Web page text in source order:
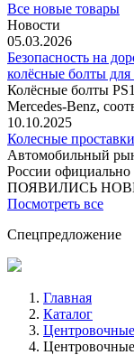
Все новые товары
Новости
05.03.2026
Безопасность на
колёсные болты для
Колёсные болты
Mercedes‑Benz,
10.10.2025
Колесные
Автомобильный
России
ПОЯВИЛИСЬ
Посмотреть все
Спецпредложение
Главная
Каталог